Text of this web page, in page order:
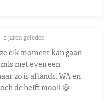
2 jaren geleden
elk moment kan gaan
met even een
zo is aftands. WA en
de helft mooi! 😃